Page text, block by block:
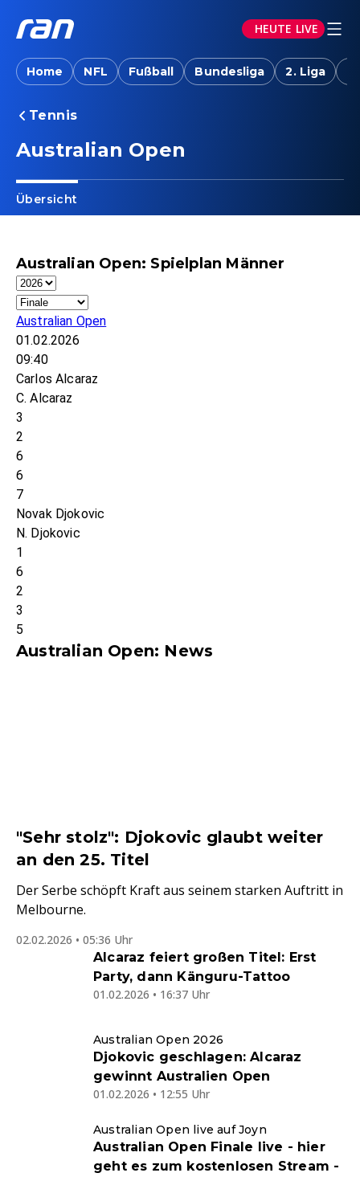
HEUTE LIVE
Home NFL Fußball Bundesliga 2. Liga
Tennis
Australian Open
Übersicht
Australian Open: Spielplan Männer
Australian Open
01.02.2026
09:40
Carlos Alcaraz
C. Alcaraz
3
2
6
6
7
Novak Djokovic
N. Djokovic
1
6
2
3
5
Australian Open: News
"Sehr stolz": Djokovic glaubt weiter
an den 25. Titel
Der Serbe schöpft Kraft aus seinem starken Auftritt in
Melbourne.
02.02.2026 • 05:36 Uhr
Alcaraz feiert großen Titel: Erst
Party, dann Känguru-Tattoo
01.02.2026 • 16:37 Uhr
Australian Open 2026
Djokovic geschlagen: Alcaraz
gewinnt Australien Open
01.02.2026 • 12:55 Uhr
Australian Open live auf Joyn
Australian Open Finale live - hier
geht es zum kostenlosen Stream -